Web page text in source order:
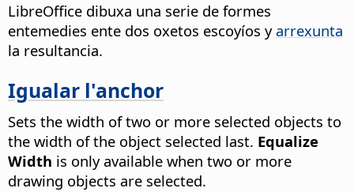
LibreOffice dibuxa una serie de formes
entemedies ente dos oxetos escoyíos y arrexunta
la resultancia.
Igualar l'anchor
Sets the width of two or more selected objects to
the width of the object selected last. Equalize
Width is only available when two or more
drawing objects are selected.